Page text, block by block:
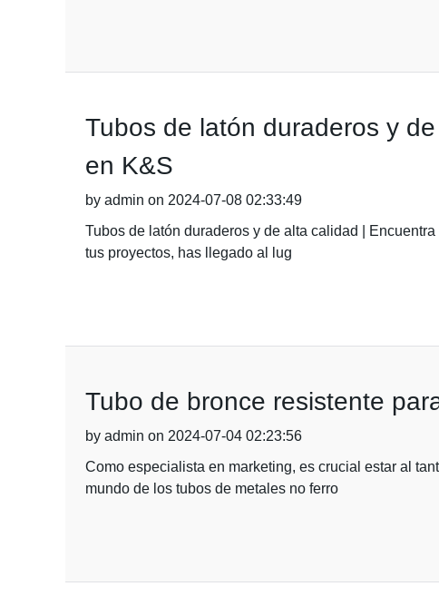
Tubos de latón duraderos y
en K&S
by admin on 2024-07-08 02:33:49
Tubos de latón duraderos y de alta calidad |
tus proyectos, has llegado al lug
Tubo de bronce resistente
by admin on 2024-07-04 02:23:56
Como especialista en marketing, es crucial estar al
mundo de los tubos de metales no ferro